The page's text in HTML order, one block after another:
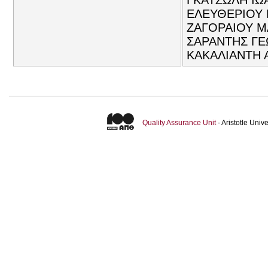
ΕΛΕΥΘΕΡΙΟΥ
ΖΑΓΟΡΑΙΟΥ
ΣΑΡΑΝΤΗΣ
ΚΑΚΑΛΙΑΝΤΗ
Quality Assurance Unit- Aristotle